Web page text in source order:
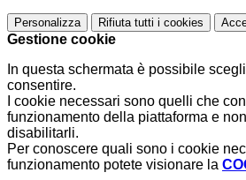
Personalizza Rifiuta tutti i cookies
Gestione cookie
In questa schermata è possibile
consentire.
I cookie necessari sono quelli che
funzionamento della piattaforma e
disabilitarli.
Per conoscere quali sono i cookie
funzionamento potete visionare la